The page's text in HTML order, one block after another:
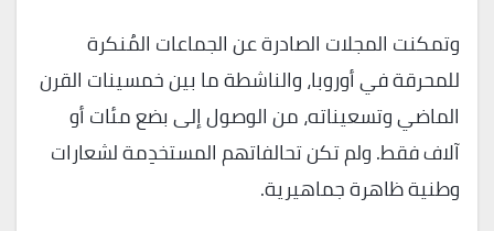
وتمكنت المجلات الصادرة عن الجماعات المُنكرة
للمحرقة في أوروبا، والناشطة ما بين خمسينات القرن
الماضي وتسعيناته، من الوصول إلى بضع مئات أو
آلاف فقط. ولم تكن تحالفاتهم المستخدِمة لشعارات
وطنية ظاهرة جماهيرية.